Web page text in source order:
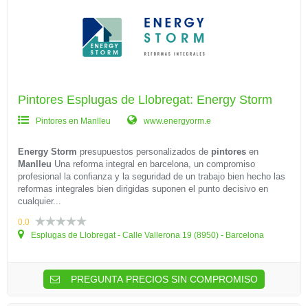
Pintores Esplugas de Llobregat: Energy Storm
Pintores en Manlleu www.energyorm.e
Energy Storm presupuestos personalizados de pintores en
Manlleu Una reforma integral en barcelona, un compromiso
profesional la confianza y la seguridad de un trabajo bien hecho las
reformas integrales bien dirigidas suponen el punto decisivo en
cualquier...
0.0
Esplugas de Llobregat - Calle Vallerona 19 (8950) - Barcelona
PREGUNTA PRECIOS SIN COMPROMISO